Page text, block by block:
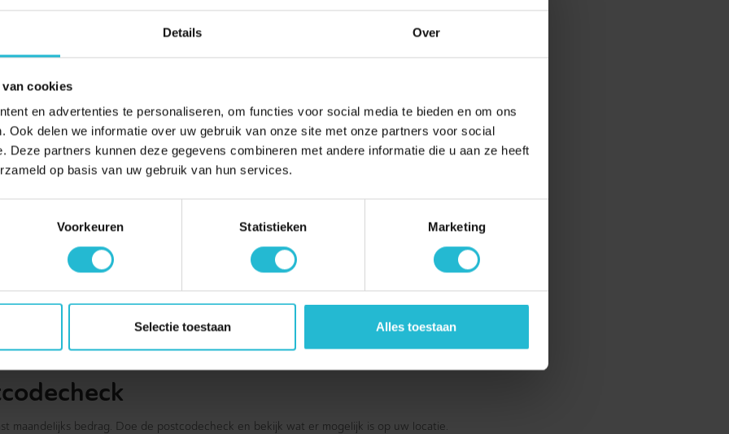
Details Over
cookies
en advertenties te personaliseren, om functies voor social media te bieden en om ons
Ook delen we informatie over uw gebruik van onze site met onze partners voor social
Deze partners kunnen deze gegevens combineren met andere informatie die u aan ze heeft
op basis van uw gebruik van hun services.
Voorkeuren Statistieken Marketing
Selectie toestaan Alles toestaan
passend glasvezel
Gbps up- en download realiseren.
meerdere IP-adressen, extra VLAN-
voor iedere ondernemer, groot én klein, een passend
wat de mogelijkheden zijn voor uw bedrijf. Liever
online afspraakin of
laat een bericht achter via het
met u op.
maandelijks bedrag. Doe de postcodecheck en bekijk wat er mogelijk is op uw locatie.